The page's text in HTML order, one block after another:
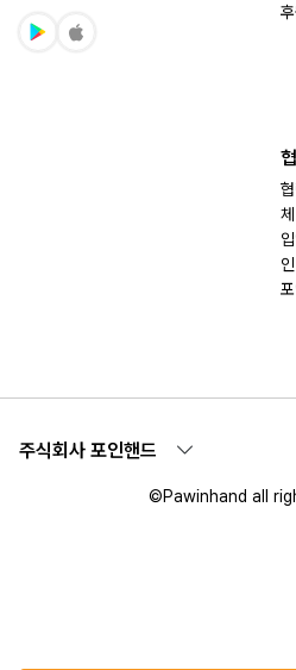
체
인
주식회사 포인핸드
©Pawinhand all